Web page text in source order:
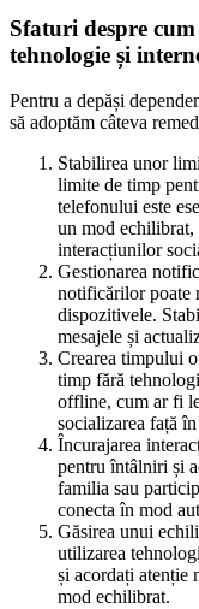
Sfaturi despre
tehnologie și
Pentru a depăși
să adoptăm câteva
Stabilirea unor
limite de timp
telefonului este
un mod
interacțiunilor
Gestionarea
notificărilor poate
dispozitivele.
mesajele și
Crearea timpului
timp fără
offline, cum ar fi
socializarea față
Încurajarea
pentru întâlniri și
familia sau
conecta în mod
Găsirea unui
utilizarea
și acordați atenție
mod echilibrat.